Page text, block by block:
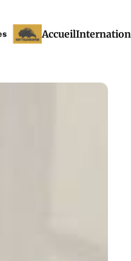
Accueil